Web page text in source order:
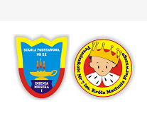
malarski